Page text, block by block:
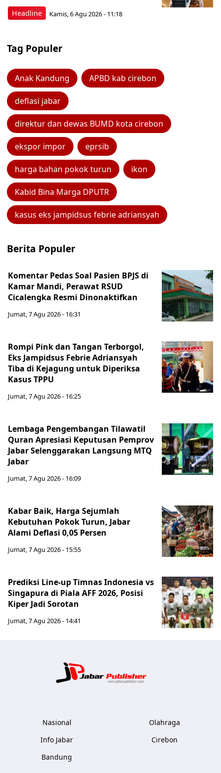
Headline Kamis, 6 Agu 2026 - 11:18
Tag Populer
Anak Kandung APBD kab cirebon
deflasi jabar
direktur dan dewas BUMD kota cirebon
ekspor impor eprsib
harga bahan pokok turun ikon
Kabid Bina Marga DPUTR
kasus eks jampidsus febrie adriansyah
Berita Populer
Komentar Pedas Soal Pasien BPJS di
Kamar Mandi, Perawat RSUD
Cicalengka Resmi Dinonaktifkan
Jumat, 7 Agu 2026 - 16:31
Rompi Pink dan Tangan Terborgol,
Eks Jampidsus Febrie Adriansyah
Tiba di Kejagung untuk Diperiksa
Kasus TPPU
Jumat, 7 Agu 2026 - 16:25
Lembaga Pengembangan Tilawatil
Quran Apresiasi Keputusan Pemprov
Jabar Selenggarakan Langsung MTQ
Jabar
Jumat, 7 Agu 2026 - 16:09
Kabar Baik, Harga Sejumlah
Kebutuhan Pokok Turun, Jabar
Alami Deflasi 0,05 Persen
Jumat, 7 Agu 2026 - 15:55
Prediksi Line-up Timnas Indonesia vs
Singapura di Piala AFF 2026, Posisi
Kiper Jadi Sorotan
Jumat, 7 Agu 2026 - 14:41
Nasional
Info Jabar
Bandung
Olahraga
Cirebon